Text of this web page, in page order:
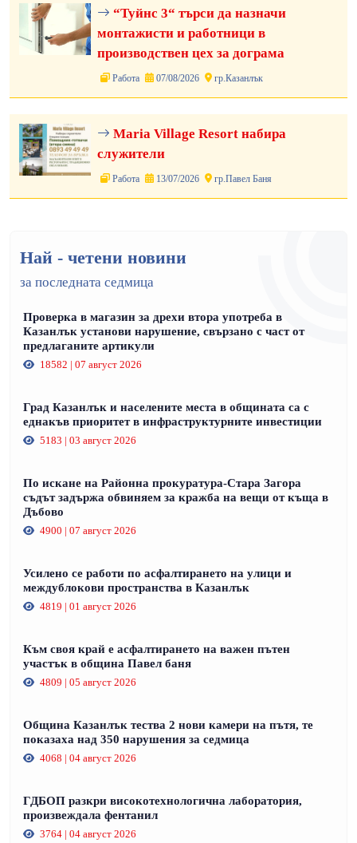
“Туйнс 3“ търси да назначи
монтажисти и работници в
производствен цех за дограма
Работа 07/08/2026 гр.Казанлък
Maria Village Resort набира
служители
Работа 13/07/2026 гр.Павел Баня
Най - четени новини
за последната седмица
Проверка в магазин за дрехи втора употреба в
Казанлък установи нарушение, свързано с част от
предлаганите артикули
18582 | 07 август 2026
Град Казанлък и населените места в общината са с
еднакъв приоритет в инфраструктурните инвестиции
5183 | 03 август 2026
По искане на Районна прокуратура-Стара Загора
съдът задържа обвиняем за кражба на вещи от къща в
Дъбово
4900 | 07 август 2026
Усилено се работи по асфалтирането на улици и
междублокови пространства в Казанлък
4819 | 01 август 2026
Към своя край е асфалтирането на важен пътен
участък в община Павел баня
4809 | 05 август 2026
Община Казанлък тества 2 нови камери на пътя, те
показаха над 350 нарушения за седмица
4068 | 04 август 2026
ГДБОП разкри високотехнологична лаборатория,
произвеждала фентанил
3764 | 04 август 2026